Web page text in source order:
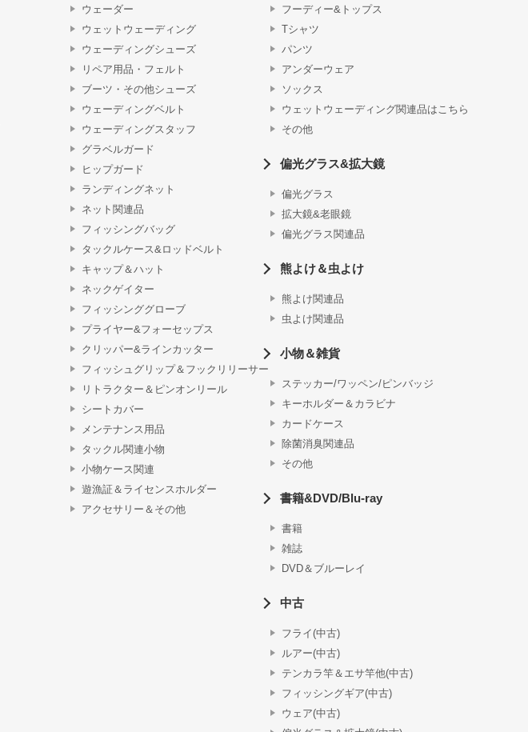
ウェーダー
ウェットウェーディング
ウェーディングシューズ
リペア用品・フェルト
ブーツ・その他シューズ
ウェーディングベルト
ウェーディングスタッフ
グラベルガード
ヒップガード
ランディングネット
ネット関連品
フィッシングバッグ
タックルケース&ロッドベルト
キャップ＆ハット
ネックゲイター
フィッシンググローブ
プライヤー&フォーセップス
クリッパー&ラインカッター
フィッシュグリップ＆フックリリーサー
リトラクター＆ピンオンリール
シートカバー
メンテナンス用品
タックル関連小物
小物ケース関連
遊漁証＆ライセンスホルダー
アクセサリー＆その他
フーディー&トップス
Tシャツ
パンツ
アンダーウェア
ソックス
ウェットウェーディング関連品はこちら
その他
偏光グラス&拡大鏡
偏光グラス
拡大鏡&老眼鏡
偏光グラス関連品
熊よけ＆虫よけ
熊よけ関連品
虫よけ関連品
小物＆雑貨
ステッカー/ワッペン/ピンバッジ
キーホルダー＆カラビナ
カードケース
除菌消臭関連品
その他
書籍&DVD/Blu-ray
書籍
雑誌
DVD＆ブルーレイ
中古
フライ(中古)
ルアー(中古)
テンカラ竿＆エサ竿他(中古)
フィッシングギア(中古)
ウェア(中古)